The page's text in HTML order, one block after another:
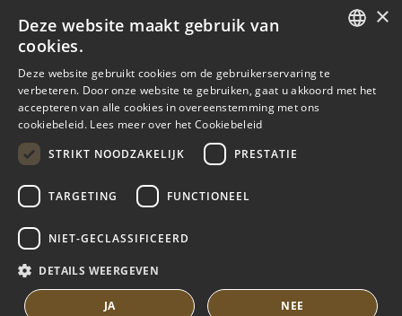
MARBELLA EAST GUIDE
© COPYRIGHT 2008PURE LIVING PROPERTIES
COOKIEBELEID
BUILT BY INMOBA
SPANISH
×
Deze website maakt gebruik van
cookies.
Deze website gebruikt cookies om de gebruikerservaring te
verbeteren. Door onze website te gebruiken, gaat u akkoord met het
accepteren van alle cookies in overeenstemming met ons
cookiebeleid. Lees meer over het Cookiebeleid
STRIKT NOODZAKELIJK
PRESTATIE
TARGETING FUNCTIONEEL
NIET-GECLASSIFICEERD
DETAILS WEERGEVEN
JA NEE